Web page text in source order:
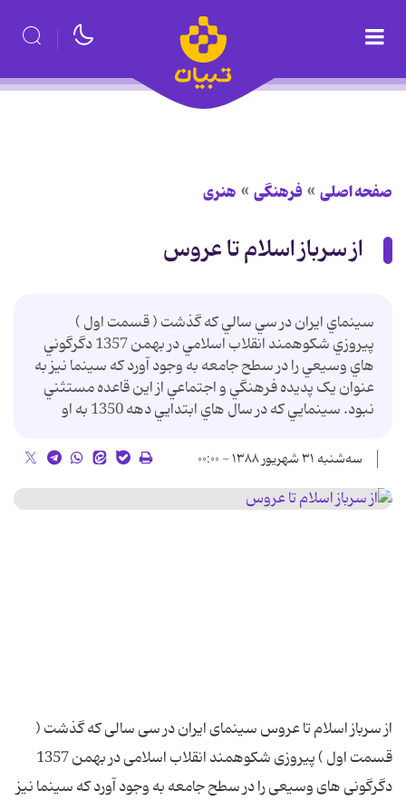
صفحه اصلی فرهنگی هنری
از سرباز اسلام تا عروس
سينماي ايران در سي سالي که گذشت ( قسمت اول )
پيروزي شکوهمند انقلاب اسلامي در بهمن 1357 دگرگوني
هاي وسيعي را در سطح جامعه به وجود آورد که سينما نيز به
عنوان يک پديده فرهنگي و اجتماعي از اين قاعده مستثني
نبود. سينمايي که در سال هاي ابتدايي دهه 1350 به او
سه‌شنبه ۳۱ شهریور ۱۳۸۸ - ۰۰:۰۰
از سرباز اسلام تا عروس سینمای ایران در سی سالی که گذشت (
قسمت اول ) پیروزی شکوهمند انقلاب اسلامی در بهمن 1357
دگرگونی های وسیعی را در سطح جامعه به وجود آورد که سینما نیز